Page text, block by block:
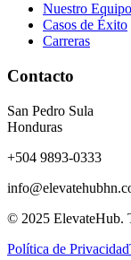
Nuestro Equipo
Casos de Éxito
Carreras
Contacto
San Pedro Sula
Honduras
+504 9893-0333
© 2025 ElevateHub.
Política de Privacidad